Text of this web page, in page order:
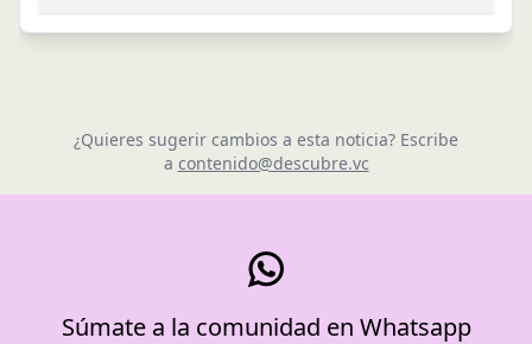
¿Quieres sugerir cambios a esta noticia? Escribe
a contenido@descubre.vc
Súmate a la comunidad en Whatsapp